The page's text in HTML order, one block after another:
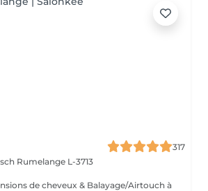
317
Rumelange L-3713
de cheveux & Balayage/Airtouch à